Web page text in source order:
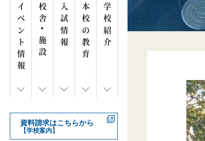
学校紹介
本校の教育
入試情報
校舎
施設
イベント情報
資料請求はこちらから
【学校案内】